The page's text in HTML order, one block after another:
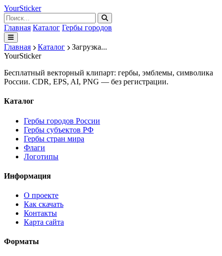
YourSticker
Главная Каталог Гербы городов
Главная Каталог
Загрузка...
YourSticker
Бесплатный векторный клипарт: гербы, эмблемы, символика
России. CDR, EPS, AI, PNG — без регистрации.
Каталог
Гербы городов России
Гербы субъектов РФ
Гербы стран мира
Флаги
Логотипы
Информация
О проекте
Как скачать
Контакты
Карта сайта
Форматы